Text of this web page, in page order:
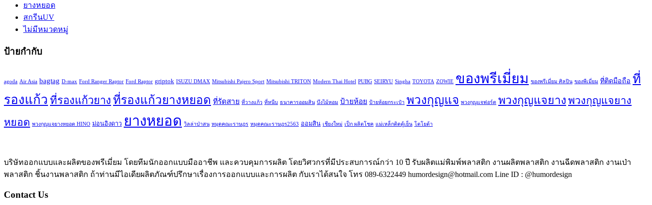
ยางหยอด
สกรีนUV
ไม่มีหมวดหมู่
ป้ายกำกับ
agoda Air Asia bagtag D-max Ford Ranger Raptor Ford Raptor griptok ISUZU DMAX Mitsubishi Pajero Sport Mitsubishi TRITON Modern Thai Hotel PUBG SEIRYU Singha TOYOTA ZOWIE ของพรีเมี่ยม ของพรีเมี่ยม ศิลปิน ของพีเมี่ยม ที่ติดมือถือ ที่
รองแก้ว ที่รองแก้วยาง ที่รองแก้วยางหยอด ที่รัดสาย ที่วางแก้ว ที่หนีบ ธนาคารออมสิน บึงไม้หอม ป้ายห้อย ป้ายห้อยกระเป๋า พวงกุญแจ พวงกุญแจฟอร์ด พวงกุญแจยาง พวงกุญแจยาง
หยอด พวงกุญแจยางหยอด HINO ม่อนอิงดาว ยางหยอด วิลล่าป่าสน หมุดคณะราษฎร หมุดคณะราษฎร2563 ออมสิน เชียงใหม่ เป็ก ผลิตโชค แม่เหล็กติดตู้เย็น โตโยต้า
บริษัทออกแบบและผลิตของพรีเมี่ยม โดยทีมนักออกแบบมืออาชีพ และควบคุมการผลิต โดยวิศวกรที่มีประสบการณ์กว่า 10 ปี รับผลิตแม่พิมพ์พลาสติก งานผลิตพลาสติก งานฉีดพลาสติก งานเป่า
พลาสติก ชิ้นงานพลาสติก ถ้าท่านมีไอเดียผลิตภัณฑ์ปรึกษาเรื่องการออกแบบและการผลิต กับเราได้สนใจ โทร 089-6322449 humordesign@hotmail.com Line ID : @humordesign
Contact Us